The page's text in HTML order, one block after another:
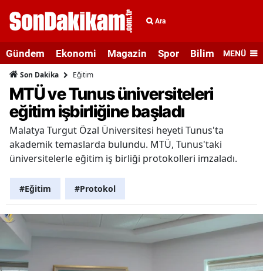
Ara
Gündem Ekonomi Magazin Spor Bilim veMENÜ
Son Dakika Eğitim
MTÜ ve Tunus üniversiteleri
eğitim işbirliğine başladı
Malatya Turgut Özal Üniversitesi heyeti Tunus'ta
akademik temaslarda bulundu. MTÜ, Tunus'taki
üniversitelerle eğitim iş birliği protokolleri imzaladı.
#Eğitim #Protokol